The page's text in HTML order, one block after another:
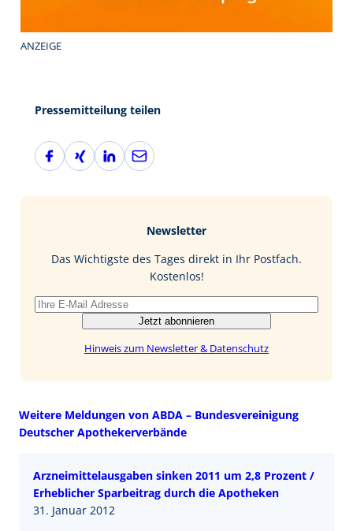
ANZEIGE
Pressemitteilung teilen
F
a
X
i
L
i
I
E
-
Newsletter
Das Wichtigste des Tages direkt in Ihr Postfach.
Kostenlos!
Jetzt abonnieren
Hinweis zum Newsletter & Datenschutz
Weitere Meldungen von ABDA – Bundesvereinigung
Deutscher Apothekerverbände
Arzneimittelausgaben sinken 2011 um 2,8 Prozent /
Erheblicher Sparbeitrag durch die Apotheken
31. Januar 2012